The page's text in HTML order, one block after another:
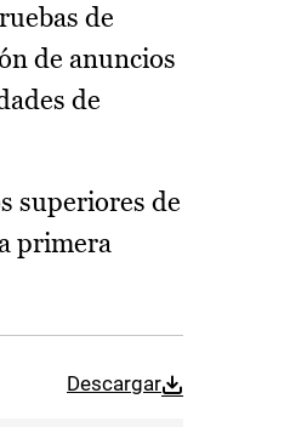
de
de anuncios
de
superiores de
primera
Descargar